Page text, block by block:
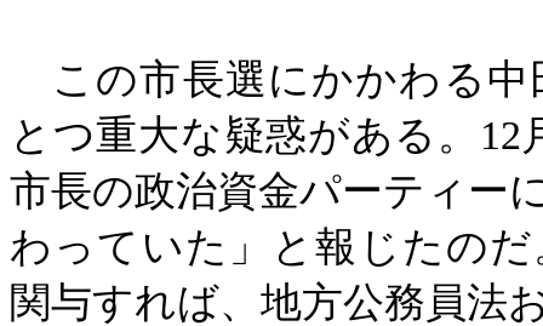
この市長選にかかわる中
とつ重大な疑惑がある。 12
市長の政治資金パーティー
わっていた」と報じたの
関与すれば、地方公務員法